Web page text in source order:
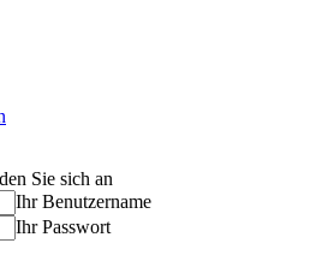
Sie sich an
Ihr Benutzername
Ihr Passwort